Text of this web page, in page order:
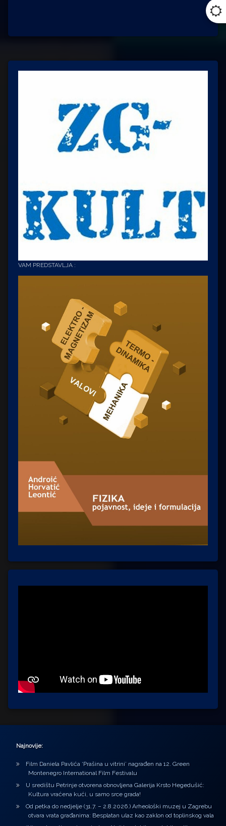
VAM PREDSTAVLJA :
Najnovije:
Film Daniela Pavlića ‘Prašina u vitrini’ nagrađen na 12. Green
Montenegro International Film Festivalu
U središtu Petrinje otvorena obnovljena Galerija Krsto Hegedušić:
Kultura vraćena kući, u samo srce grada!
Od petka do nedjelje (31.7. – 2.8.2026.) Arheološki muzej u Zagrebu
otvara vrata građanima: Besplatan ulaz kao zaklon od toplinskog vala